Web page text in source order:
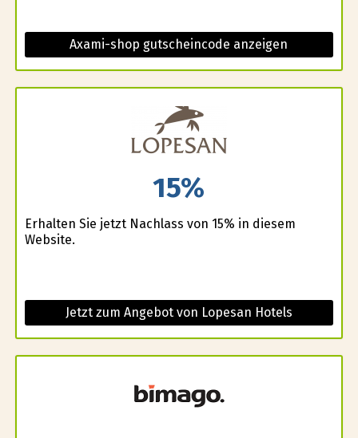
Axami-shop gutscheincode anzeigen
15%
Erhalten Sie jetzt Nachlass von 15% in diesem
Website.
Jetzt zum Angebot von Lopesan Hotels